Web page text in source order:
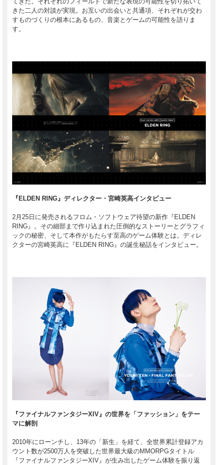
きた二人の対談が実現。お互いの出会いと共通項、それぞれが交わ
すものづくりの根本にあるもの、音楽とゲームの可能性を語りま
す。
『ELDEN RING』ディレクター・宮崎英高インタビュー
2月25日に発売されるフロム・ソフトウェア待望の新作『ELDEN
RING』。その細部まで作り込まれた圧倒的なストーリーとグラフィ
ックの秘密、そして本作がもたらす至高のゲーム体験とは。ディレ
クターの宮崎英高に『ELDEN RING』の誕生秘話をインタビュー。
『ファイナルファンタジーXIV』の世界を「ファッション」をテー
マに解剖
2010年にローンチし、13年の「新生」を経て、全世界累計登録アカ
ウント数が2500万人を突破した世界最大級のMMORPGタイトル
『ファイナルファンタジーXIV』が生み出したゲーム体験を振り返